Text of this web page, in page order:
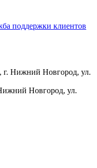
поддержки клиентов
г. Нижний Новгород, ул.
Новгород, ул.